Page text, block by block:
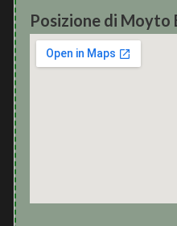
Posizione di Moyto